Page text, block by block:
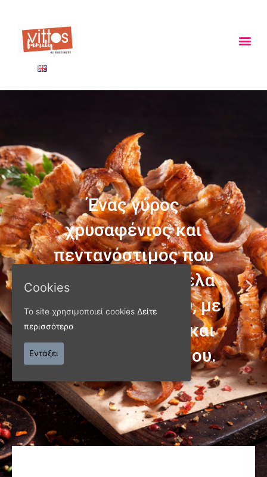
ΠΑΝΩ ΑΠΟ 40 ΧΡΟΝΙΑ
Παράγουμε προϊόντα
ποιότητας
Γνωρίστε μας
Cookies
Το site χρησιμοποιεί cookies Δείτε
περισσότερα
Εντάξει